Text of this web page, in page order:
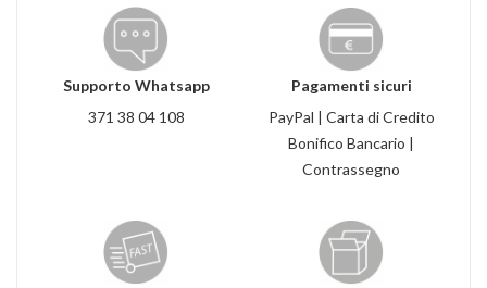
Supporto Whatsapp
371 38 04 108
Pagamenti sicuri
PayPal | Carta di Credito
Bonifico Bancario |
Contrassegno